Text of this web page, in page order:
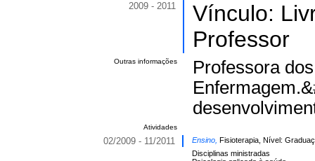
2009 - 2011
Vínculo:
Professor
Outras informações
Professora
Atividades
02/2009 - 11/2011 Ensino, Fisioterapia, Nível:
Disciplinas ministradas